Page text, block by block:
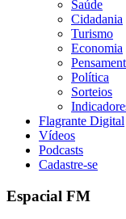
Saúde
Cidadania
Turismo
Economia
Política
Sorteios
Flagrante Digital
Vídeos
Podcasts
Cadastre-se
Espacial FM